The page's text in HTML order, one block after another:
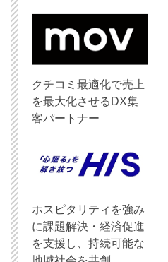
クチコミ最適化で売上
を最大化させるDX集
客パートナー
ホスピタリティを強み
に課題解決・経済促進
を支援し、持続可能な